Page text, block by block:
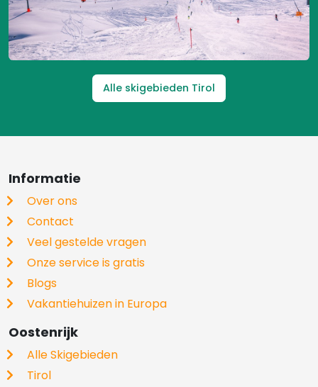
Alle skigebieden Tirol
Informatie
Over ons
Contact
Veel gestelde vragen
Onze service is gratis
Blogs
Vakantiehuizen in Europa
Oostenrijk
Alle Skigebieden
Tirol